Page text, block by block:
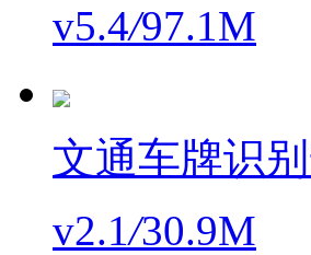
v5.4/97.1M
文通车牌识
v2.1/30.9M